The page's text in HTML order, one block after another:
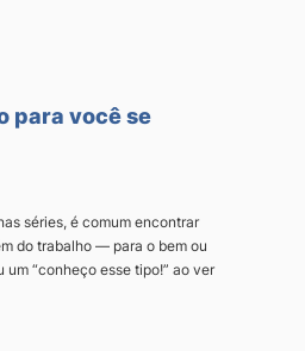
para você se
séries, é comum encontrar
do trabalho — para o bem ou
um “conheço esse tipo!” ao ver